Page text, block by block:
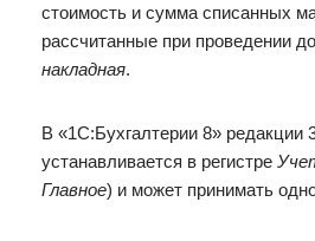
стоимость и сумма списанных
рассчитанные при проведении
накладная.
В «1С:Бухгалтерии 8»
устанавливается в регистре
Главное) и может принимать